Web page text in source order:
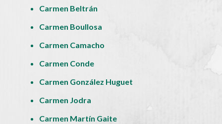
Carmen Beltrán
Carmen Boullosa
Carmen Camacho
Carmen Conde
Carmen González Huguet
Carmen Jodra
Carmen Martín Gaite